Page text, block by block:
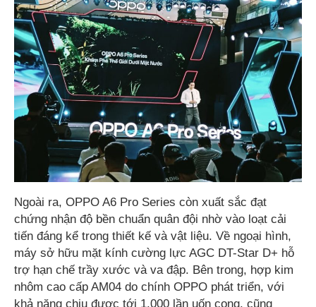
Ngoài ra, OPPO A6 Pro Series còn xuất sắc đạt
chứng nhận độ bền chuẩn quân đội nhờ vào loạt cải
tiến đáng kể trong thiết kế và vật liệu. Về ngoại hình,
máy sở hữu mặt kính cường lực AGC DT-Star D+ hỗ
trợ hạn chế trầy xước và va đập. Bên trong, hợp kim
nhôm cao cấp AM04 do chính OPPO phát triển, với
khả năng chịu được tới 1.000 lần uốn cong, cũng